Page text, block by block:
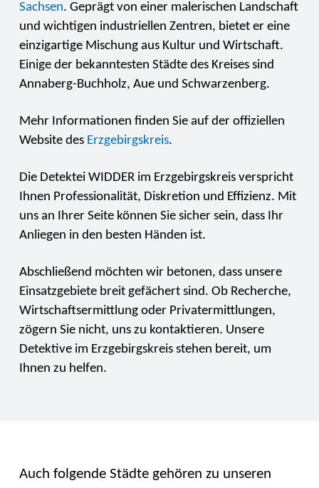
Sachsen. Geprägt von einer malerischen Landschaft
und wichtigen industriellen Zentren, bietet er eine
einzigartige Mischung aus Kultur und Wirtschaft.
Einige der bekanntesten Städte des Kreises sind
Annaberg-Buchholz, Aue und Schwarzenberg.
Mehr Informationen finden Sie auf der offiziellen
Website des Erzgebirgskreis.
Die Detektei WIDDER im Erzgebirgskreis verspricht
Ihnen Professionalität, Diskretion und Effizienz. Mit
uns an Ihrer Seite können Sie sicher sein, dass Ihr
Anliegen in den besten Händen ist.
Abschließend möchten wir betonen, dass unsere
Einsatzgebiete breit gefächert sind. Ob Recherche,
Wirtschaftsermittlung oder Privatermittlungen,
zögern Sie nicht, uns zu kontaktieren. Unsere
Detektive im Erzgebirgskreis stehen bereit, um
Ihnen zu helfen.
Auch folgende Städte gehören zu unseren